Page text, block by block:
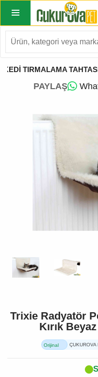
KEDİ TIRMALAMA
PAYLAŞ
Trixie Radyatör
Kırık
Orijinal
ÇUKUROVA